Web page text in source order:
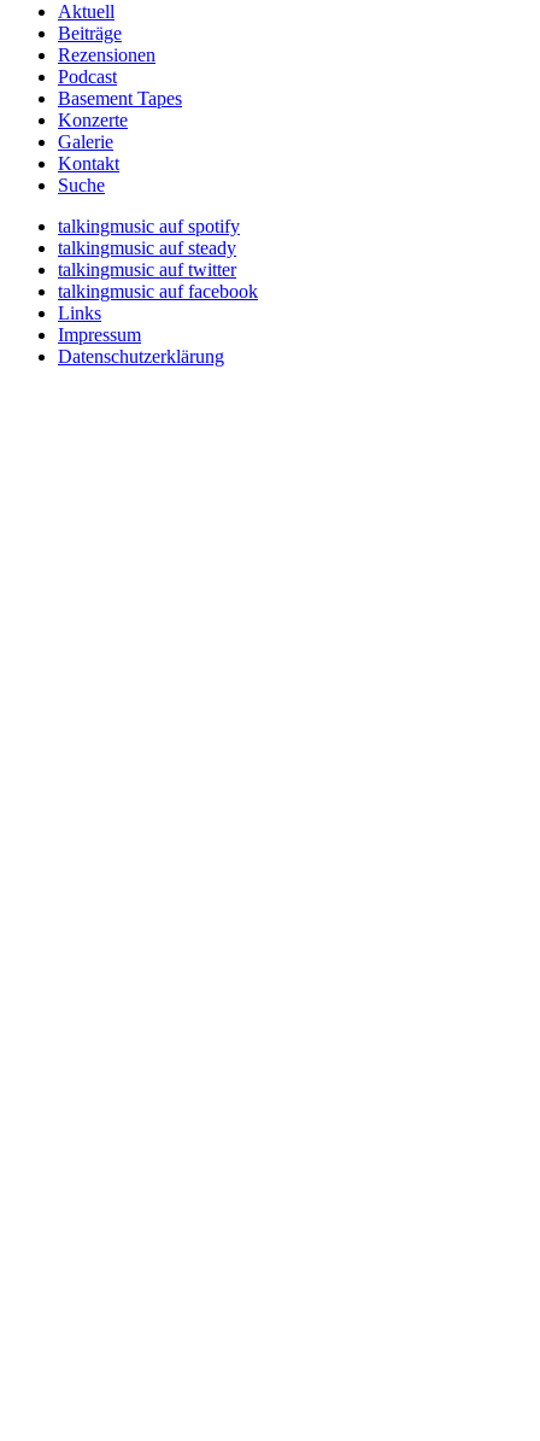
Aktuell
Beiträge
Rezensionen
Podcast
Basement Tapes
Konzerte
Galerie
Kontakt
Suche
talkingmusic auf spotify
talkingmusic auf steady
talkingmusic auf twitter
talkingmusic auf facebook
Links
Impressum
Datenschutzerklärung